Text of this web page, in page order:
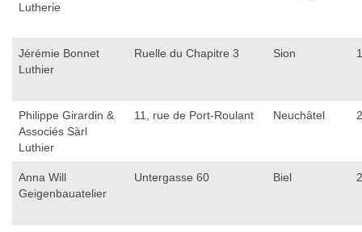
Lutherie
Jérémie Bonnet
Luthier
Ruelle du Chapitre 3 Sion
Philippe Girardin &
Associés Sàrl
Luthier
11, rue de Port-Roulant Neuchâtel
Anna Will
Geigenbauatelier
Untergasse 60 Biel